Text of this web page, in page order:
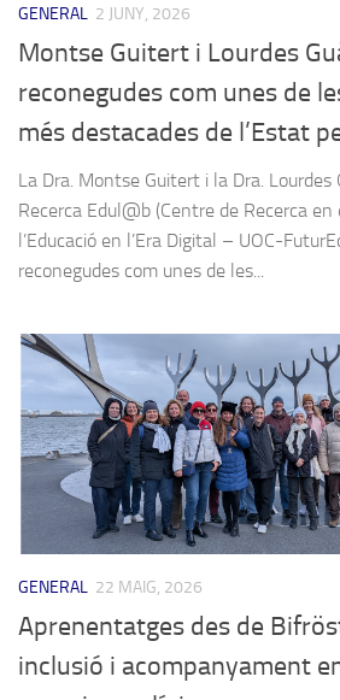
GENERAL 2 JUNY, 2026
Montse Guitert i Lourdes
reconegudes com unes de
més destacades de l’Estat
La Dra. Montse Guitert i la Dra. Lourdes
Recerca Edul@b (Centre de Recerca en
l’Educació en l’Era Digital – UOC-
reconegudes com unes de les...
GENERAL 22 MAIG, 2026
Aprenentatges des de
inclusió i acompanyament